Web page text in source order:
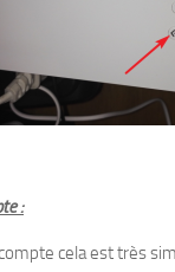
:
cela est très